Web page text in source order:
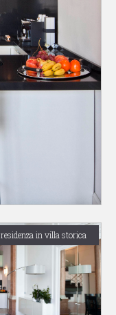
residenza in villa storica